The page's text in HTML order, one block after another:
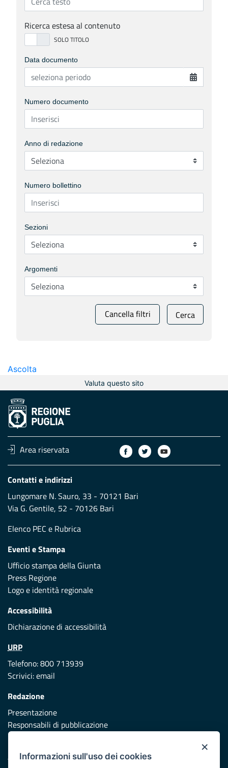
Ricerca estesa al contenuto
Data documento
Numero documento
Anno di redazione
Numero bollettino
Sezioni
Argomenti
Cancella filtri Cerca
Ascolta
Valuta questo sito
Area riservata
Contatti e indirizzi
Lungomare N. Sauro, 33 - 70121 Bari
Via G. Gentile, 52 - 70126 Bari
Elenco PEC e Rubrica
Eventi e Stampa
Ufficio stampa della Giunta
Press Regione
Logo e identità regionale
Accessibilità
Dichiarazione di accessibilità
URP
Telefono: 800 713939
Scrivici:email
Redazione
Presentazione
Responsabili di pubblicazione
Vai al sito di Protezione Civile Puglia
×
Informazioni sull'uso dei cookies